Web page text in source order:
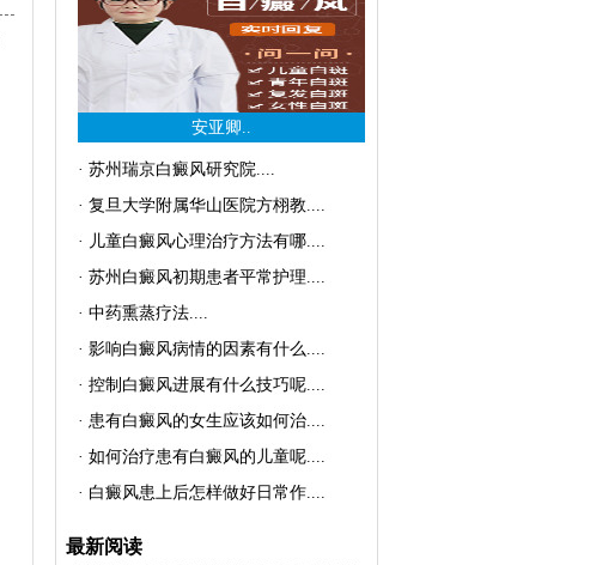
安亚卿..
· 苏州瑞京白癜风研究院....
· 复旦大学附属华山医院方栩教....
· 儿童白癜风心理治疗方法有哪....
· 苏州白癜风初期患者平常护理....
· 中药熏蒸疗法....
· 影响白癜风病情的因素有什么....
· 控制白癜风进展有什么技巧呢....
· 患有白癜风的女生应该如何治....
· 如何治疗患有白癜风的儿童呢....
· 白癜风患上后怎样做好日常作....
最新阅读